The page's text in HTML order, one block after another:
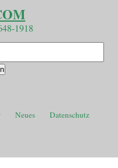
1918
Neues Datenschutz